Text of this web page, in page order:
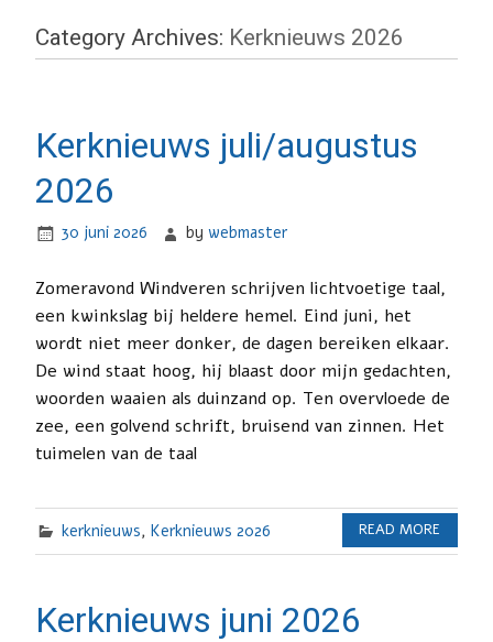
Category Archives: Kerknieuws 2026
Kerknieuws juli/augustus
2026
30 juni 2026 bywebmaster
Zomeravond Windveren schrijven lichtvoetige taal,
een kwinkslag bij heldere hemel. Eind juni, het
wordt niet meer donker, de dagen bereiken elkaar.
De wind staat hoog, hij blaast door mijn gedachten,
woorden waaien als duinzand op. Ten overvloede de
zee, een golvend schrift, bruisend van zinnen. Het
tuimelen van de taal
kerknieuws, Kerknieuws 2026 READ MORE
Kerknieuws juni 2026